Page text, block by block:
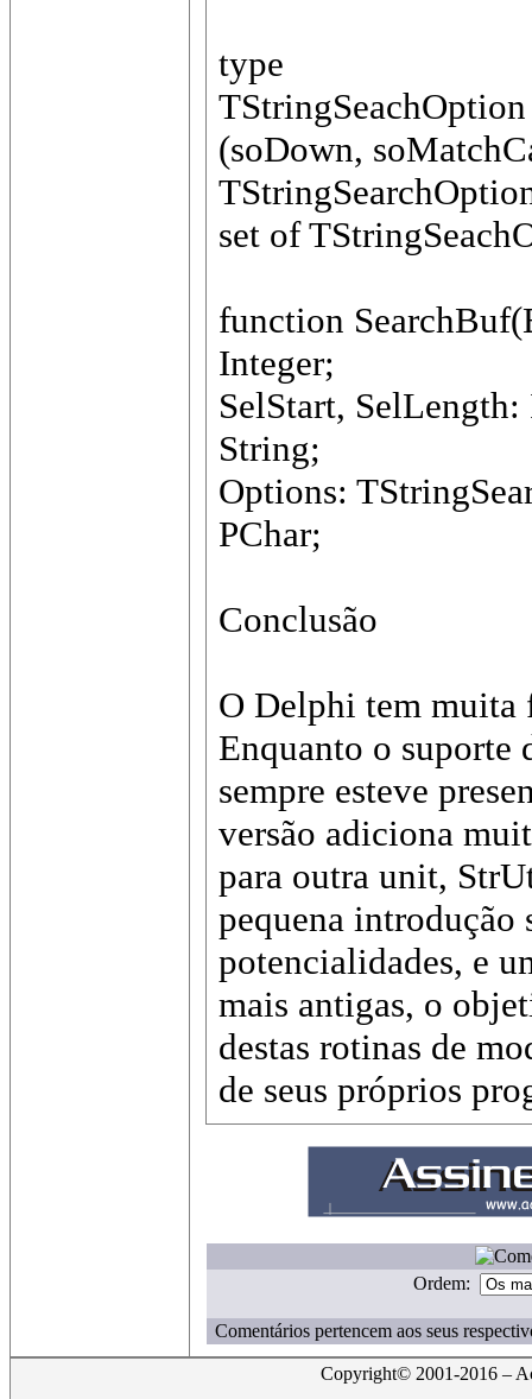
type
(soDown,
set of
function
Integer;
SelStart,
String;
Options:
PChar;
Conclusão
O Delphi tem muita
Enquanto o suporte
sempre esteve
versão adiciona
para outra unit,
pequena introdução
potencialidades, e
mais antigas, o
destas rotinas de
de seus próprios
Ordem:
Comentários pertencem aos seus
Copyright© 2001-2016 –